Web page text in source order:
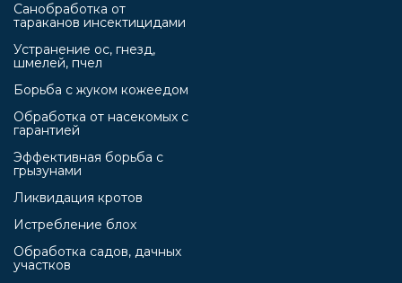
Санобработка от
тараканов инсектицидами
Устранение ос, гнезд,
шмелей, пчел
Борьба с жуком кожеедом
Обработка от насекомых с
гарантией
Эффективная борьба с
грызунами
Ликвидация кротов
Истребление блох
Обработка садов, дачных
участков